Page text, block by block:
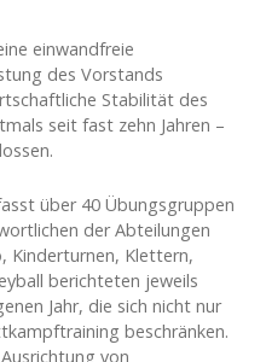
einwandfreie
des Vorstands
Stabilität des
seit fast zehn Jahren –
über 40 Übungsgruppen
der Abteilungen
Kinderturnen, Klettern,
berichteten jeweils
Jahr, die sich nicht nur
beschränken.
von